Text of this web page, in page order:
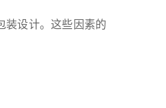
设计。这些因素的